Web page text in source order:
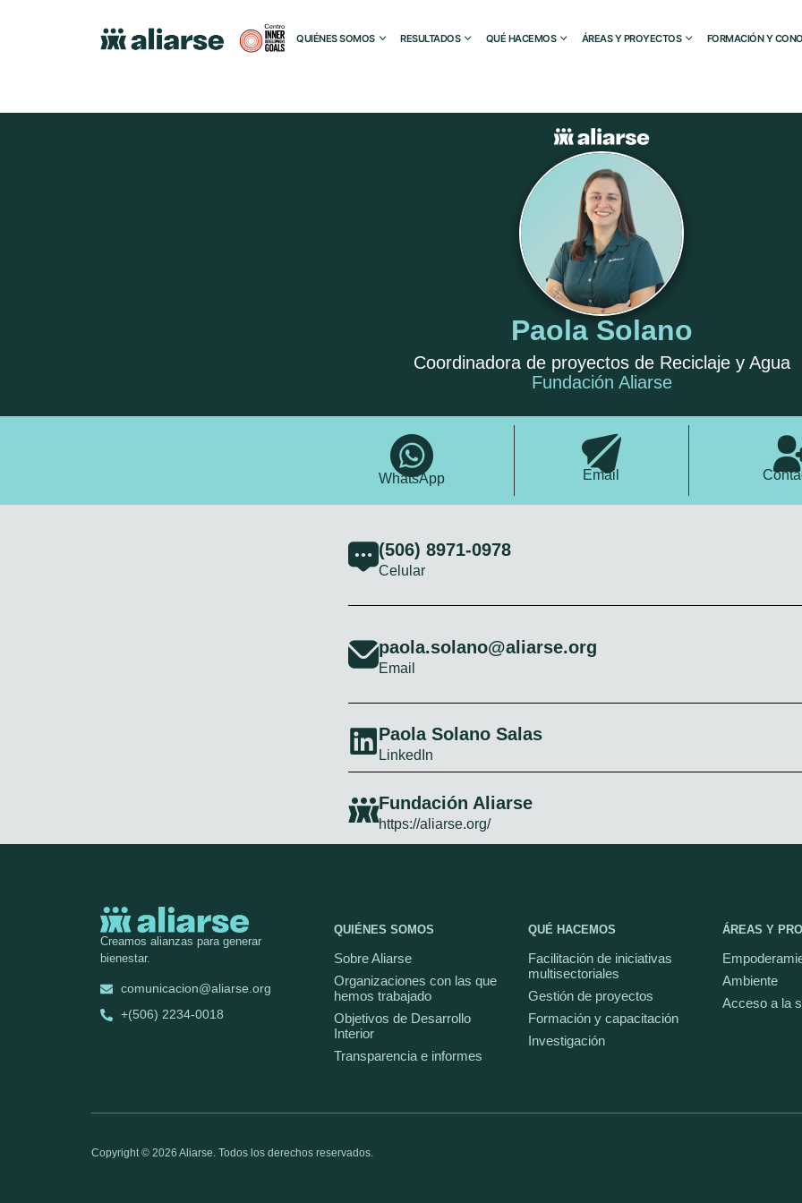
QUIÉNES SOMOS RESULTADOS QUÉ HACEMOS ÁREAS Y PROYECTOS FORMACIÓN Y
Paola Solano
Coordinadora de proyectos de Reciclaje y Agua
Fundación Aliarse
WhatsApp Email
(506) 8971-0978
Celular
paola.solano@aliarse.org
Email
Paola Solano Salas
LinkedIn
Fundación Aliarse
https://aliarse.org/
Creamos alianzas para generar
bienestar.
comunicacion@aliarse.org
+(506) 2234-0018
QUIÉNES SOMOS
Sobre Aliarse
Organizaciones con las que
hemos trabajado
Objetivos de Desarrollo
Interior
Transparencia e informes
QUÉ HACEMOS
Facilitación de iniciativas
multisectoriales
Gestión de proyectos
Formación y capacitación
Investigación
ÁREAS Y
Ambiente
Acceso a la
Copyright © 2026 Aliarse. Todos los derechos reservados.